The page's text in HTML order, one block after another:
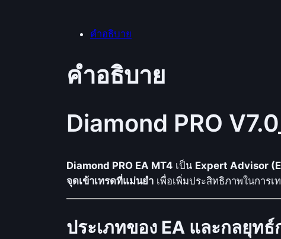
คำอธิบาย
คำอธิบาย
Diamond PRO
Diamond PRO EA MT4 เป็น Expert Advisor
จุดเข้าเทรดที่แม่นยำ เพื่อเพิ่มประสิทธิภาพในการเ
ประเภทของ EA และกลยุทธ์